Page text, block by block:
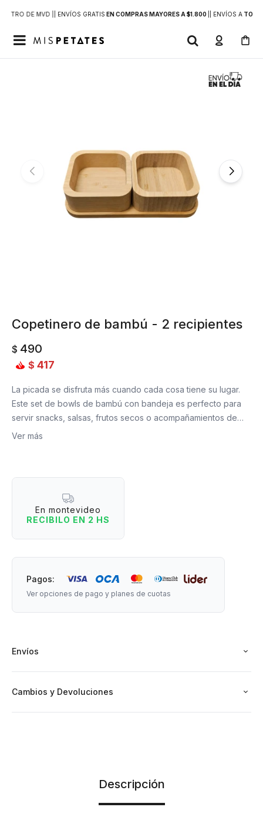
DE MVD | | ENVÍOS GRATIS EN COMPRAS MAYORES A $1.800 | ENVÍOS ATODO

Copetinero de bambú - 2 recipientes
$ 490
$ 417
La picada se disfruta más cuando cada cosa tiene su lugar.
Este set de bowls de bambú con bandeja es perfecto para
servir snacks, salsas, frutos secos o acompañamientos de
forma ordenada y con mucha mejor presentación.
- Perfecto para reuniones, picadas o aperitivos.
- Combina fácil con cualquier estilo de mesa.
Medidas:
Tabla: 20,5 cm de largo x 10,5 cm de ancho.
Contenedor: 9,5 cm de ancho x 9,5 cm de largo x 4 cm de
Ver más
En montevideo
RECIBILO EN 2 HS
Pagos:
Ver opciones de pago y planes de cuotas
Envíos
Cambios y Devoluciones
Descripción